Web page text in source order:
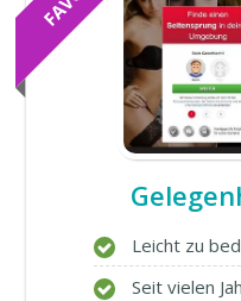
Leicht zu
Seit vielen